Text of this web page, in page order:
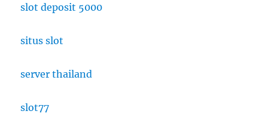
slot deposit 5000
situs slot
server thailand
slot77